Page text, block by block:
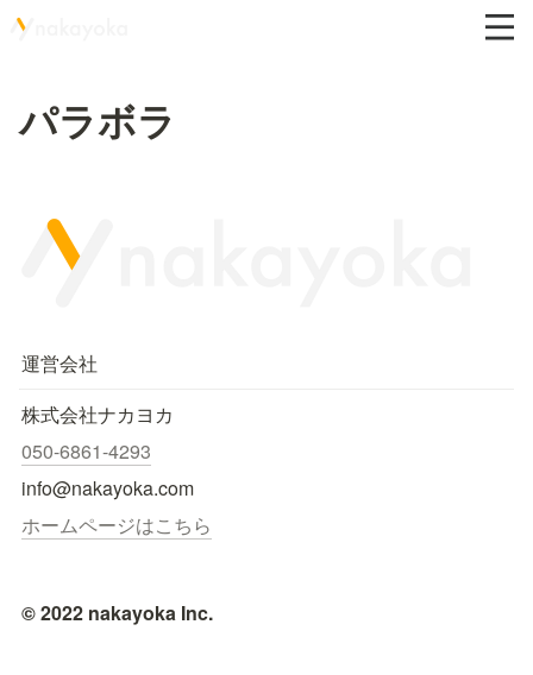
パラボラ
運営会社
株式会社ナカヨカ
050-6861-4293
info@nakayoka.com
ホームページはこちら
© 2022 nakayoka Inc.